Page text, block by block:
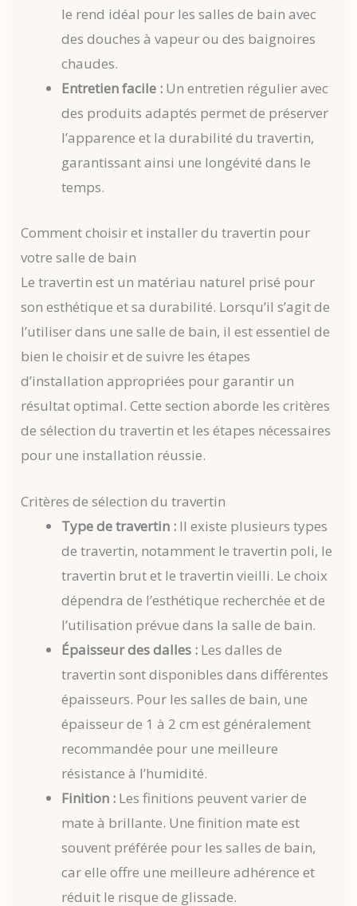
le rend idéal pour les salles de bain avec
des douches à vapeur ou des baignoires
chaudes.
Entretien facile : Un entretien régulier avec
des produits adaptés permet de préserver
l’apparence et la durabilité du travertin,
garantissant ainsi une longévité dans le
temps.
Comment choisir et installer du travertin pour
votre salle de bain
Le travertin est un matériau naturel prisé pour
son esthétique et sa durabilité. Lorsqu’il s’agit de
l’utiliser dans une salle de bain, il est essentiel de
bien le choisir et de suivre les étapes
d’installation appropriées pour garantir un
résultat optimal. Cette section aborde les critères
de sélection du travertin et les étapes nécessaires
pour une installation réussie.
Critères de sélection du travertin
Type de travertin : Il existe plusieurs types
de travertin, notamment le travertin poli, le
travertin brut et le travertin vieilli. Le choix
dépendra de l’esthétique recherchée et de
l’utilisation prévue dans la salle de bain.
Épaisseur des dalles : Les dalles de
travertin sont disponibles dans différentes
épaisseurs. Pour les salles de bain, une
épaisseur de 1 à 2 cm est généralement
recommandée pour une meilleure
résistance à l’humidité.
Finition : Les finitions peuvent varier de
mate à brillante. Une finition mate est
souvent préférée pour les salles de bain,
car elle offre une meilleure adhérence et
réduit le risque de glissade.